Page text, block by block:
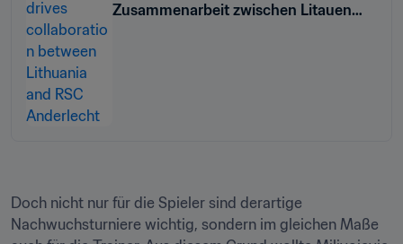
Zusammenarbeit zwischen Litauen
Doch nicht nur für die Spieler sind derartige
Nachwuchsturniere wichtig, sondern im gleichen Maße